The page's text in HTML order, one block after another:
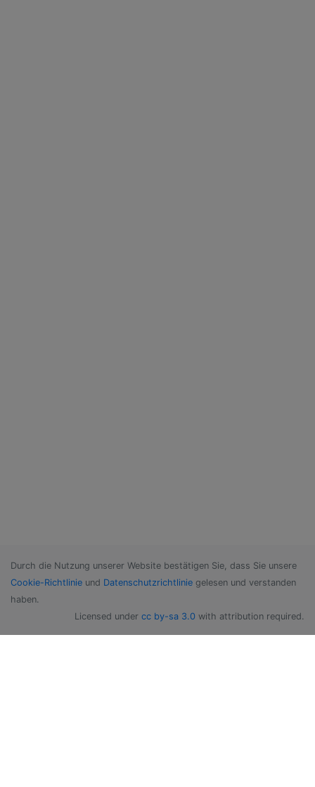
Durch die Nutzung unserer Website bestätigen Sie, dass Sie unsere
Cookie-Richtlinie und Datenschutzrichtlinie gelesen und verstanden
haben.
Licensed under cc by-sa 3.0 with attribution required.